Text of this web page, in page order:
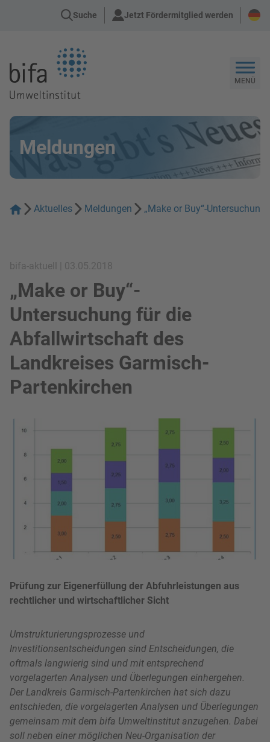
Suche Jetzt Fördermitglied werden
MENÜ
Meldungen
Aktuelles Meldungen „Make or Buy“-
bifa-aktuell | 03.05.2018
„Make or Buy“-
Untersuchung für die
Abfallwirtschaft des
Landkreises Garmisch-
Partenkirchen
Bild in Lightbox zeigen
Prüfung zur Eigenerfüllung der Abfuhrleistungen aus
rechtlicher und wirtschaftlicher Sicht
Umstrukturierungsprozesse und
Investitionsentscheidungen sind Entscheidungen, die
oftmals langwierig sind und mit entsprechend
vorgelagerten Analysen und Überlegungen einhergehen.
Der Landkreis Garmisch-Partenkirchen hat sich dazu
entschieden, die vorgelagerten Analysen und Überlegungen
gemeinsam mit dem bifa Umweltinstitut anzugehen. Dabei
soll neben einer möglichen Neu-Organisation der